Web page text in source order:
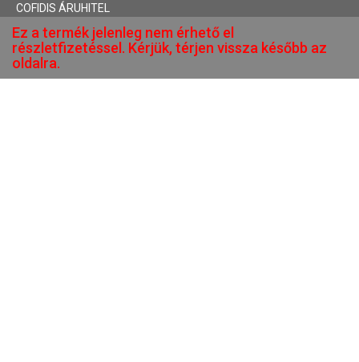
COFIDIS ÁRUHITEL
Ez a termék jelenleg nem érhető el
részletfizetéssel. Kérjük, térjen vissza később az
oldalra.